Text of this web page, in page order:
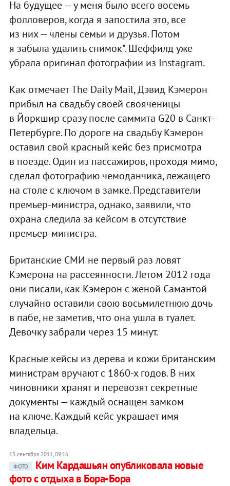
На будущее — у меня было всего восемь
фолловеров, когда я запостила это, все
из них — члены семьи и друзья. Потом
я забыла удалить снимок". Шеффилд уже
убрала оригинал фотографии из Instagram.
Как отмечает The Daily Mail, Дэвид Кэмерон
прибыл на свадьбу своей свояченицы
в Йоркшир сразу после саммита G20 в Санкт-
Петербурге. По дороге на свадьбу Кэмерон
оставил свой красный кейс без присмотра
в поезде. Один из пассажиров, проходя мимо,
сделал фотографию чемоданчика, лежащего
на столе с ключом в замке. Представители
премьер-министра, однако, заявили, что
охрана следила за кейсом в отсутствие
премьер-министра.
Британские СМИ не первый раз ловят
Кэмерона на рассеянности. Летом 2012 года
они писали, как Кэмерон с женой Самантой
случайно оставили свою восьмилетнюю дочь
в пабе, не заметив, что она ушла в туалет.
Девочку забрали через 15 минут.
Красные кейсы из дерева и кожи британским
министрам вручают с 1860-х годов. В них
чиновники хранят и перевозят секретные
документы — каждый оснащен замком
на ключе. Каждый кейс украшает имя
владельца.
15 сентября 2011, 09:16
ФОТО
Ким Кардашьян опубликовала новые
фото с отдыха в Бора-Бора